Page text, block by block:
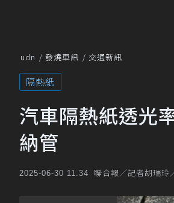
udn 發燒車訊 交通新訊
隔熱紙
汽車隔熱紙透光
納管
2025-06-30 11:34 聯合報／記者胡瑞玲